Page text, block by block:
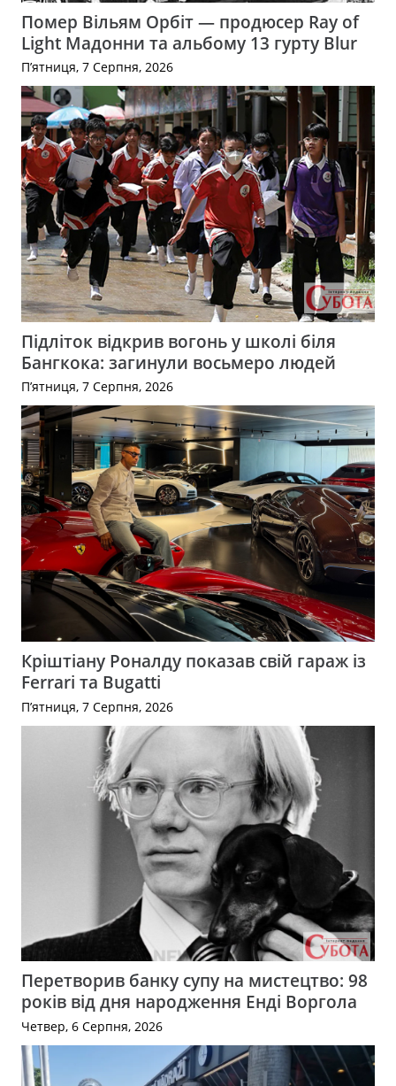
Помер Вільям Орбіт — продюсер Ray of
Light Мадонни та альбому 13 гурту Blur
П’ятниця, 7 Серпня, 2026
Підліток відкрив вогонь у школі біля
Бангкока: загинули восьмеро людей
П’ятниця, 7 Серпня, 2026
Кріштіану Роналду показав свій гараж із
Ferrari та Bugatti
П’ятниця, 7 Серпня, 2026
Перетворив банку супу на мистецтво: 98
років від дня народження Енді Воргола
Четвер, 6 Серпня, 2026